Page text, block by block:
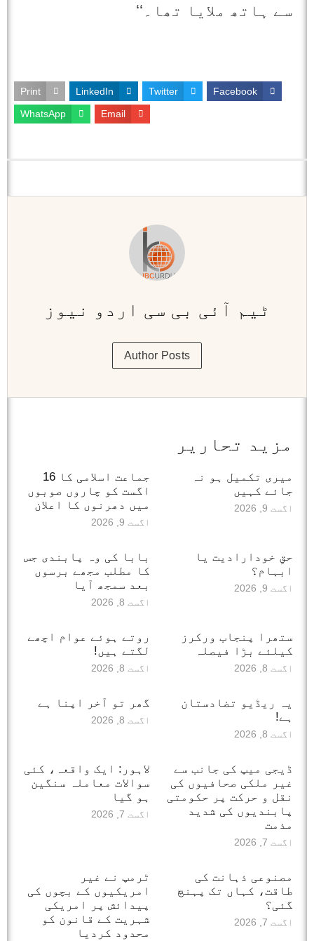
سے ہاتھ ملایا تھا۔‘‘
Facebook
Twitter
LinkedIn
Print
Email
WhatsApp
ٹیم آئی بی سی اردو نیوز
Author Posts
مزید تحاریر
میری تکمیل ہو نہ
جائے کہیں
اگست 9, 2026
جماعت اسلامی کا 16
اگست کو چاروں صوبوں
میں دھرنوں کا اعلان
اگست 9, 2026
حقِ خودارادیت یا
ابہام؟
اگست 9, 2026
بابا کی وہ پابندی جس
کا مطلب مجھے برسوں
بعد سمجھ آیا
اگست 8, 2026
ستھرا پنجاب ورکرز
کیلئے بڑا فیصلہ
اگست 8, 2026
روتے ہوئے عوام اچھے
لگتے ہیں!
اگست 8, 2026
یہ ریڈیو تضادستان
ہے!
اگست 8, 2026
گھر تو آخر اپنا ہے
اگست 8, 2026
ڈیجی میپ کی جانب سے
غیر ملکی صحافیوں کی
نقل و حرکت پر حکومتی
پابندیوں کی شدید
مذمت
اگست 7, 2026
لاہور: ایک واقعہ، کئی
سوالات معاملہ سنگین
ہو گیا
اگست 7, 2026
مصنوعی ذہانت کی
طاقت، کہاں تک پہنچ
گئی؟
اگست 7, 2026
ٹرمپ نے غیر
امریکیوں کے بچوں کی
پیدائش پر امریکی
شہریت کے قانون کو
محدود کردیا